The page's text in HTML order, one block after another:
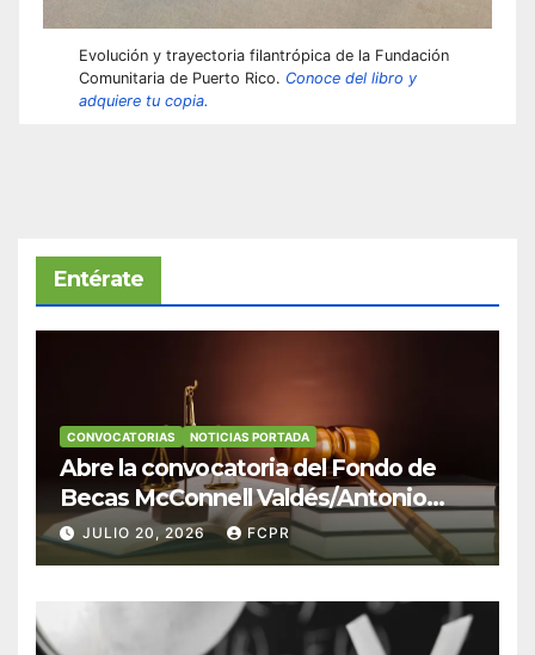
Evolución y trayectoria filantrópica de la Fundación
Comunitaria de Puerto Rico. Conoce del libro y
adquiere tu copia.
Entérate
CONVOCATORIAS NOTICIAS PORTADA
Abre la convocatoria del Fondo de
Becas McConnell Valdés/Antonio
Escudero Viera para estudiantes de
Derecho en Puerto Rico
JULIO 20, 2026 FCPR